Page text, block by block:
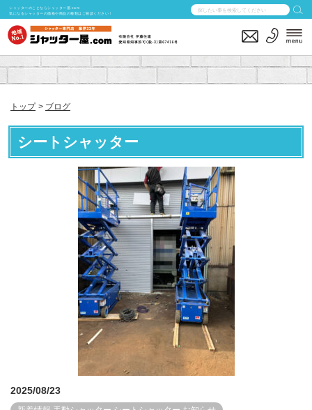
シャッターのことならシャッター屋.com
気になるシャッターの価格や商品の種類はご相談ください！
トップ ブログ
シートシャッター
2025/08/23